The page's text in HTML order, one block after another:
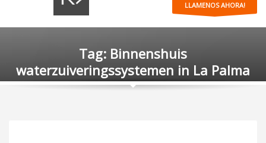
LLAMENOS AHORA!
Tag: Binnenshuis
waterzuiveringssystemen in La Palma